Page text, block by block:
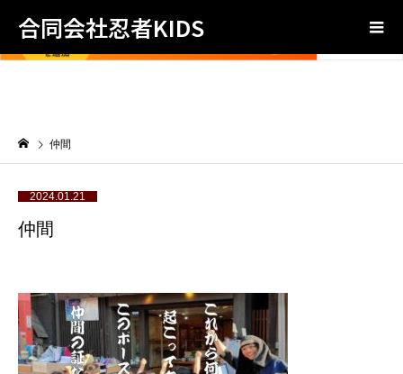
合同会社忍者KIDS
仲間
2024.01.21
仲間